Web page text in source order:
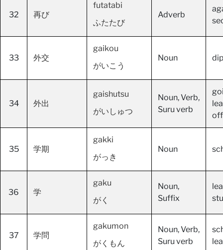
32 再び
futatabi
ふたたび
Adverb
33 外交
gaikou
がいこう
Noun
34 外出
gaishutsu
がいしゅつ
Noun, Verb,
Suru verb
35 学期
gakki
がっき
Noun
36 学
gaku
がく
Noun,
Suffix
37 学問
gakumon
がくもん
Noun, Verb,
Suru verb